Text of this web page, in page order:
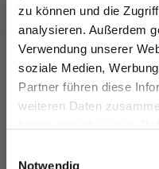
zu können und die
analysieren. Außerdem
Verwendung unserer
soziale Medien,
Partner führen diese
weiteren Daten
Notwendig
Erstelle in nur 4
ERHALTE
DEINE